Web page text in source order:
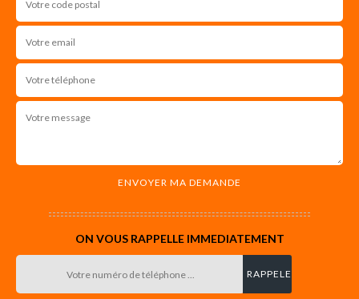
ON VOUS RAPPELLE IMMEDIATEMENT